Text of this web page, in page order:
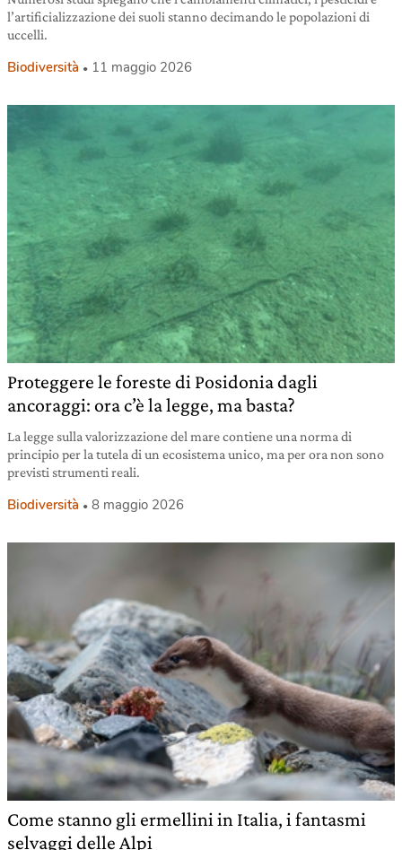
l’artificializzazione dei suoli stanno decimando le popolazioni di
uccelli.
Biodiversità 11 maggio 2026
Proteggere le foreste di Posidonia dagli
ancoraggi: ora c’è la legge, ma basta?
La legge sulla valorizzazione del mare contiene una norma di
principio per la tutela di un ecosistema unico, ma per ora non sono
previsti strumenti reali.
Biodiversità 8 maggio 2026
Come stanno gli ermellini in Italia, i fantasmi
selvaggi delle Alpi